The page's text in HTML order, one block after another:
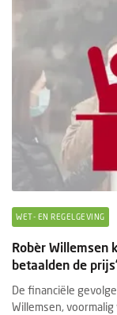
WET- EN REGELGEVING
Robèr Willemsen
betaalden de
De financiële
Willemsen,